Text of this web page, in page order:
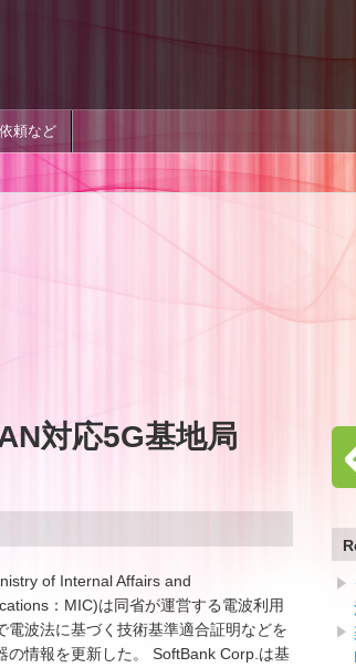
頼など
対応5G基地局
of Internal Affairs and
：MIC)は同省が運営する電波利用
電波法に基づく技術基準適合証明などを
の情報を更新した。 SoftBank Corp.は基